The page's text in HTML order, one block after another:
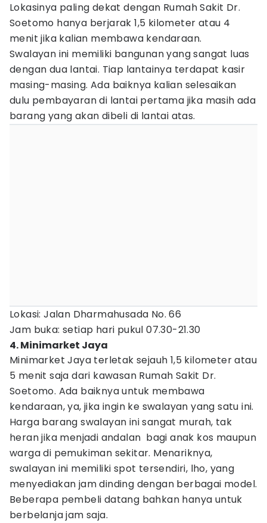
Lokasinya paling dekat dengan Rumah Sakit Dr.
Soetomo hanya berjarak 1,5 kilometer atau 4
menit jika kalian membawa kendaraan.
Swalayan ini memiliki bangunan yang sangat luas
dengan dua lantai. Tiap lantainya terdapat kasir
masing-masing. Ada baiknya kalian selesaikan
dulu pembayaran di lantai pertama jika masih ada
barang yang akan dibeli di lantai atas.
Lokasi: Jalan Dharmahusada No. 66
Jam buka: setiap hari pukul 07.30-21.30
4. Minimarket Jaya
Minimarket Jaya terletak sejauh 1,5 kilometer atau
5 menit saja dari kawasan Rumah Sakit Dr.
Soetomo. Ada baiknya untuk membawa
kendaraan, ya, jika ingin ke swalayan yang satu ini.
Harga barang swalayan ini sangat murah, tak
heran jika menjadi andalan bagi anak kos maupun
warga di pemukiman sekitar. Menariknya,
swalayan ini memiliki spot tersendiri, lho, yang
menyediakan jam dinding dengan berbagai model.
Beberapa pembeli datang bahkan hanya untuk
berbelanja jam saja.